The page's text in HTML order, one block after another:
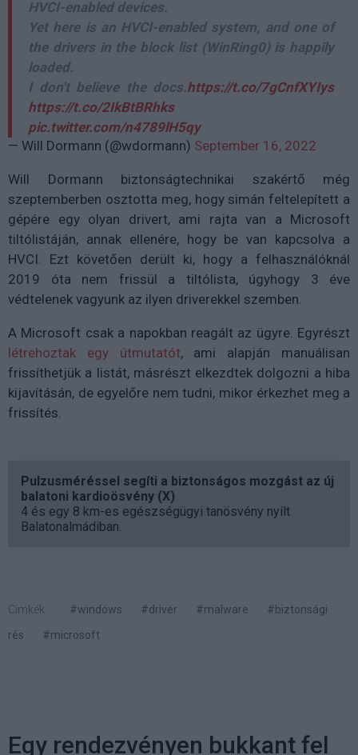
HVCI-enabled devices.
Yet here is an HVCI-enabled system, and one of
the drivers in the block list (WinRing0) is happily
loaded.
I don't believe the docs.https://t.co/7gCnfXYIys
https://t.co/2IkBtBRhks
pic.twitter.com/n4789lH5qy
— Will Dormann (@wdormann) September 16, 2022
Will Dormann biztonságtechnikai szakértő még
szeptemberben osztotta meg, hogy simán feltelepített a
gépére egy olyan drivert, ami rajta van a Microsoft
tiltólistáján, annak ellenére, hogy be van kapcsolva a
HVCI. Ezt követően derült ki, hogy a felhasználóknál
2019 óta nem frissül a tiltólista, úgyhogy 3 éve
védtelenek vagyunk az ilyen driverekkel szemben.
A Microsoft csak a napokban reagált az ügyre. Egyrészt
létrehoztak egy útmutatót, ami alapján manuálisan
frissíthetjük a listát, másrészt elkezdtek dolgozni a hiba
kijavításán, de egyelőre nem tudni, mikor érkezhet meg a
frissítés.
Pulzusméréssel segíti a biztonságos mozgást az új
balatoni kardioösvény (X)
4 és egy 8 km-es egészségügyi tanösvény nyílt
Balatonalmádiban.
Címkék: #windows #driver #malware
#biztonsági
rés
#microsoft
Egy rendezvényen bukkant fel